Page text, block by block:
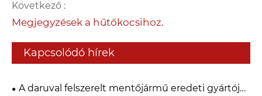
Következő :
Megjegyzések a hűtőkocsihoz.
Kapcsolódó hírek
A daruval felszerelt mentőjármű eredeti gyártóját